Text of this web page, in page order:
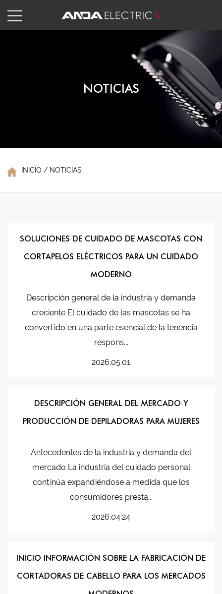
NOTICIAS
INICIO / NOTICIAS
SOLUCIONES DE CUIDADO DE MASCOTAS CON
CORTAPELOS ELÉCTRICOS PARA UN CUIDADO
MODERNO
Descripción general de la industria y demanda
creciente El cuidado de las mascotas se ha
convertido en una parte esencial de la tenencia
respons...
2026.05.01
DESCRIPCIÓN GENERAL DEL MERCADO Y
PRODUCCIÓN DE DEPILADORAS PARA MUJERES
Antecedentes de la industria y demanda del
mercado La industria del cuidado personal
continúa expandiéndose a medida que los
consumidores presta...
2026.04.24
INICIO INFORMACIÓN SOBRE LA FABRICACIÓN DE
CORTADORAS DE CABELLO PARA LOS MERCADOS